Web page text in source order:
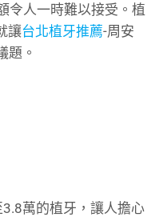
令人一時難以接受。植
讓台北植牙推薦-周安
題。
萬的植牙，讓人擔心